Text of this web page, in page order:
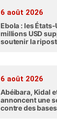
6 août 2026
Ebola : les
millions USD
soutenir la
6 août 2026
Abéibara, Kidal
annoncent une
contre des